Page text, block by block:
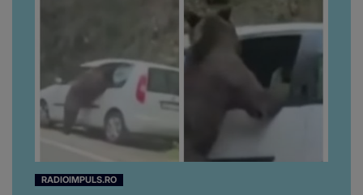
RADIOIMPULS.RO